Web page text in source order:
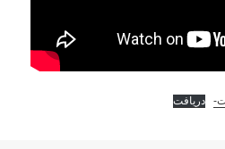
دریافت